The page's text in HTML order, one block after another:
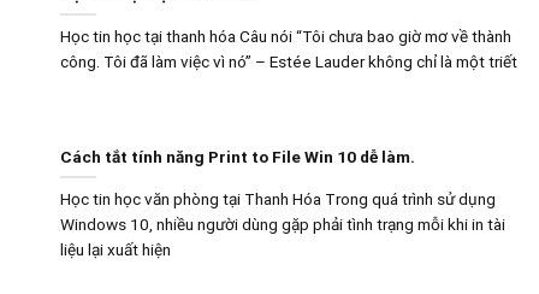
Học tin học tại thanh hóa Câu nói “Tôi chưa bao giờ mơ về thành
công. Tôi đã làm việc vì nó” – Estée Lauder không chỉ là một triết
Cách tắt tính năng Print to File Win 10 dễ làm.
Học tin học văn phòng tại Thanh Hóa Trong quá trình sử dụng
Windows 10, nhiều người dùng gặp phải tình trạng mỗi khi in tài
liệu lại xuất hiện